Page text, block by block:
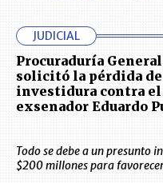
JUDICIAL
Procuraduría General
solicitó la pérdida de
investidura contra el
exsenador Eduardo
Todo se debe a un presunto
$200 millones para